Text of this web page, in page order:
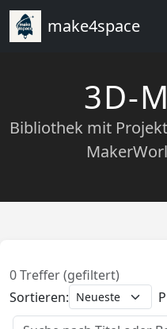
make4space
3D-
Bibliothek mit
0 Treffer (gefiltert)
Sortieren: